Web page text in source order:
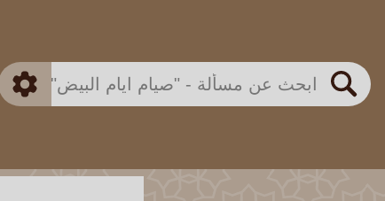
بحث
اللجنة الدائمة
متقدم